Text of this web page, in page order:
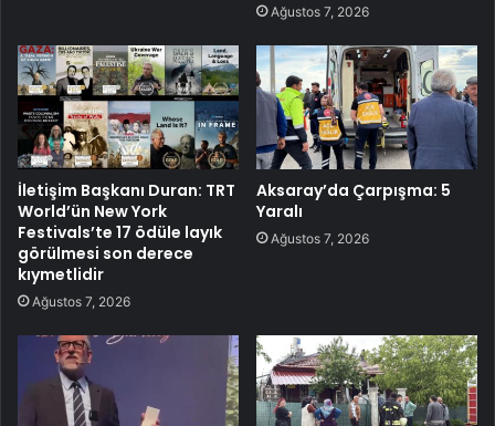
Ağustos 7, 2026
İletişim Başkanı Duran: TRT
World’ün New York
Festivals’te 17 ödüle layık
görülmesi son derece
kıymetlidir
Ağustos 7, 2026
Aksaray’da Çarpışma: 5
Yaralı
Ağustos 7, 2026